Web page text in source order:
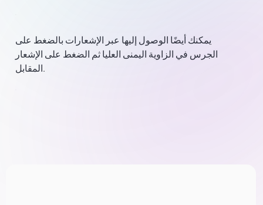
يمكنك أيضًا الوصول إليها عبر الإشعارات بالضغط على
الجرس في الزاوية اليمنى العليا ثم الضغط على الإشعار
المقابل.